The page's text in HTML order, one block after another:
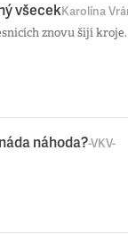
všecekKarolína
znovu šijí kroje.
náhoda?-VKV-